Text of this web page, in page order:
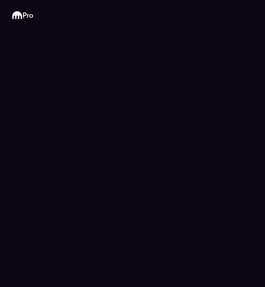
Kraken
Pro